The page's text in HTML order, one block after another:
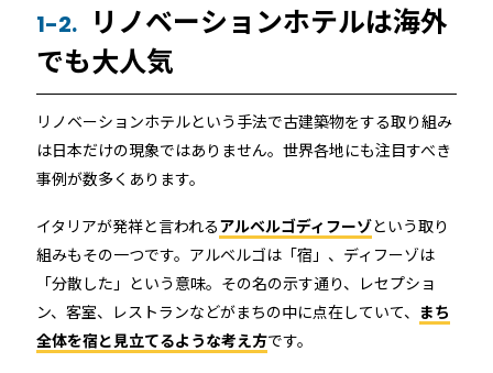
1-2. リノベーションホテルは海外
でも大人気
リノベーションホテルという手法で古建築物をする取り組み
は日本だけの現象ではありません。世界各地にも注目すべき
事例が数多くあります。
イタリアが発祥と言われるアルベルゴディフーゾという取り
組みもその一つです。アルベルゴは「宿」、ディフーゾは
「分散した」という意味。その名の示す通り、レセプショ
ン、客室、レストランなどがまちの中に点在していて、 まち
全体を宿と見立てるような考え方です。